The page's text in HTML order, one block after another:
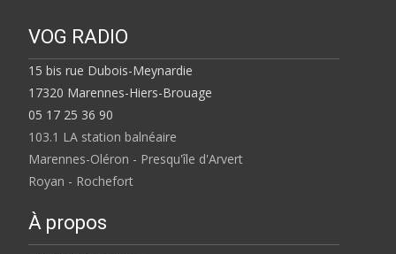
VOG RADIO
15 bis rue Dubois-Meynardie
17320 Marennes-Hiers-Brouage
05 17 25 36 90
103.1 LA station balnéaire
Marennes-Oléron - Presqu'île d'Arvert
Royan - Rochefort
À propos